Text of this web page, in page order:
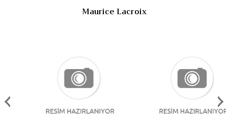
Maurice Lacroix
‹ ›